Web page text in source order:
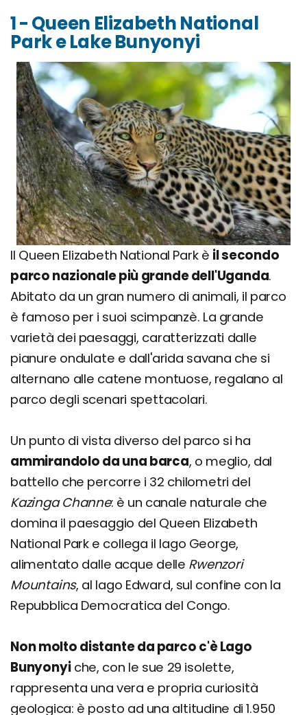
1 - Queen Elizabeth National
Park e Lake Bunyonyi
Il Queen Elizabeth National Park è il secondo
parco nazionale più grande dell'Uganda.
Abitato da un gran numero di animali, il parco
è famoso per i suoi scimpanzè. La grande
varietà dei paesaggi, caratterizzati dalle
pianure ondulate e dall'arida savana che si
alternano alle catene montuose, regalano al
parco degli scenari spettacolari.
Un punto di vista diverso del parco si ha
ammirandolo da una barca, o meglio, dal
battello che percorre i 32 chilometri del
Kazinga Channe: è un canale naturale che
domina il paesaggio del Queen Elizabeth
National Park e collega il lago George,
alimentato dalle acque delle Rwenzori
Mountains, al lago Edward, sul confine con la
Repubblica Democratica del Congo.
Non molto distante da parco c'è Lago
Bunyonyiche, con le sue 29 isolette,
rappresenta una vera e propria curiosità
geologica: è posto ad una altitudine di 1.950